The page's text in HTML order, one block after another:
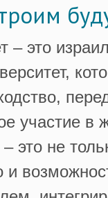
– это
участие в
это не
и